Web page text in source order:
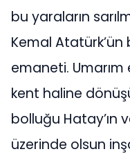
bu yaraların
Kemal
emaneti.
kent haline
bolluğu Hatay’ın
üzerinde olsun